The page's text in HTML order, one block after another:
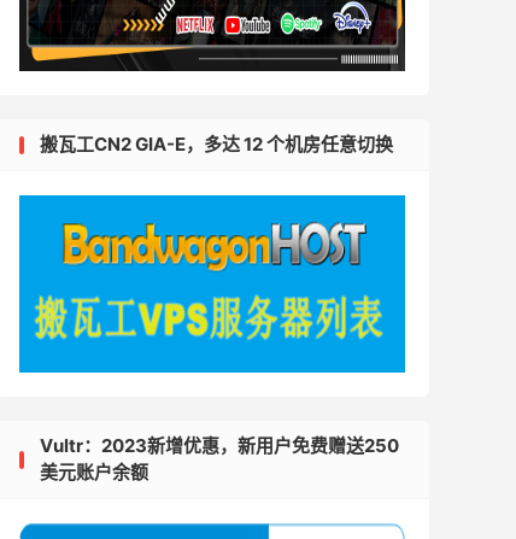
搬瓦工CN2 GIA-E，多达 12 个机房任意切换
Vultr：2023新增优惠，新用户免费赠送250
美元账户余额